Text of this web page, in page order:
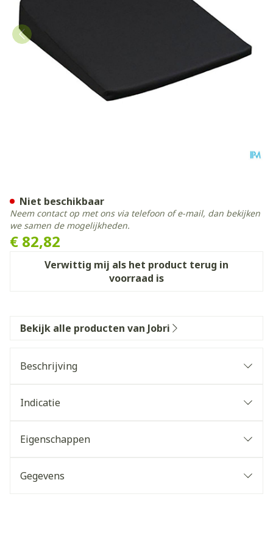
€ 82,82
Verwittig mij als het product terug in
voorraad is
Niet beschikbaar
Neem contact op met ons via telefoon of e-mail, dan bekijken
we samen de mogelijkheden.
Bekijk alle producten van Jobri
Beschrijving
Indicatie
Eigenschappen
Gegevens